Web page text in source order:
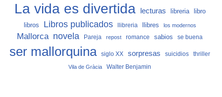
La vida es divertida lecturas libreria
libro
libros
Libros publicados llibreria llibres los modernos
Mallorca novela Pareja repost romance sabios se buena
ser mallorquina siglo XX sorpresas suicidios thriller
Vila de Gràcia Walter Benjamin